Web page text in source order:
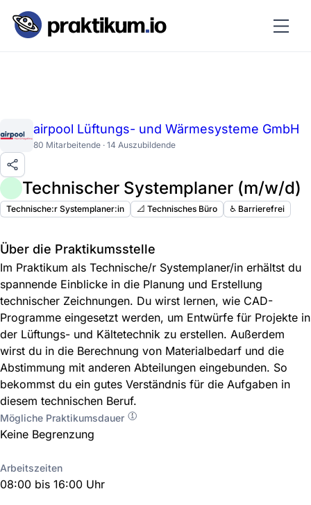
airpool Lüftungs- und Wärmesysteme GmbH
80 Mitarbeitende · 14 Auszubildende
Technischer Systemplaner (m/w/d)
Technische:r Systemplaner:in 📐 Technisches Büro ♿️ Barrierefrei
Über die Praktikumsstelle
Im Praktikum als Technische/r Systemplaner/in erhältst du
spannende Einblicke in die Planung und Erstellung
technischer Zeichnungen. Du wirst lernen, wie CAD-
Programme eingesetzt werden, um Entwürfe für Projekte in
der Lüftungs- und Kältetechnik zu erstellen. Außerdem
wirst du in die Berechnung von Materialbedarf und die
Abstimmung mit anderen Abteilungen eingebunden. So
bekommst du ein gutes Verständnis für die Aufgaben in
diesem technischen Beruf.
Mögliche Praktikumsdauer
Keine Begrenzung
Arbeitszeiten
08:00 bis 16:00 Uhr